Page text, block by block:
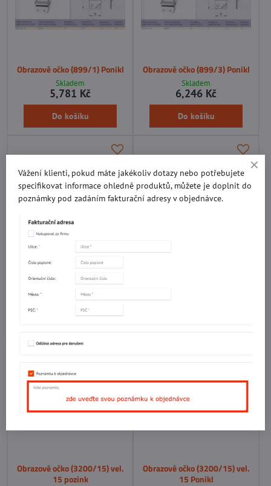
Obrazové očko (899/1) Ponikl
Skladem
5,781 Kč
Do košíku
Obrazové očko (899/3) Ponikl
Skladem
6,246 Kč
Do košíku
Obrazové očko (3200/10) vel.
10 Lesklé
16,261 Kč
Obrazové očko (3200/15) vel.
15 pozink
Obrazové očko (3200/15) vel.
15 Ponikl
Vážení klienti, pokud máte jakékoliv dotazy nebo potřebujete
specifikovat informace ohledně produktů, můžete je doplnit do
poznámky pod zadáním fakturační adresy v objednávce.